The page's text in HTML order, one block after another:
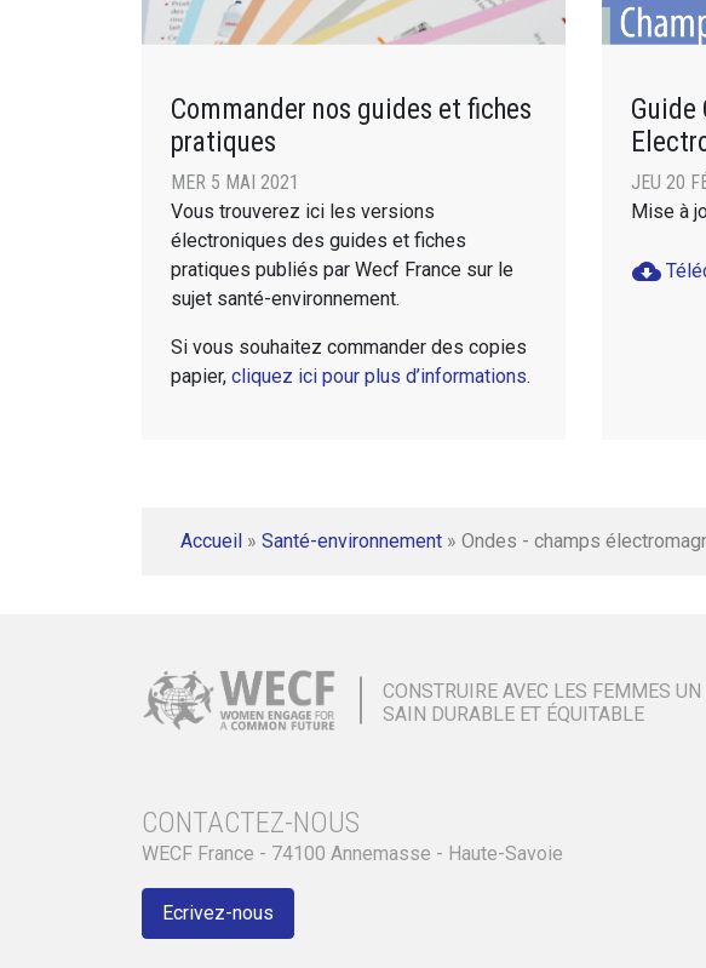
Commander nos guides et fiches
pratiques
MER 5 MAI 2021
Vous trouverez ici les versions
électroniques des guides et fiches
pratiques publiés par Wecf France sur le
sujet santé-environnement.
Si vous souhaitez commander des copies
papier, cliquez ici pour plus d’informations.
Guide
JEU 20
Mise à
cloud_download
Accueil » Santé-environnement » Ondes - champs
CONSTRUIRE AVEC LES FEMMES
SAIN DURABLE ET ÉQUITABLE
CONTACTEZ-NOUS
WECF France - 74100 Annemasse - Haute-Savoie
Ecrivez-nous